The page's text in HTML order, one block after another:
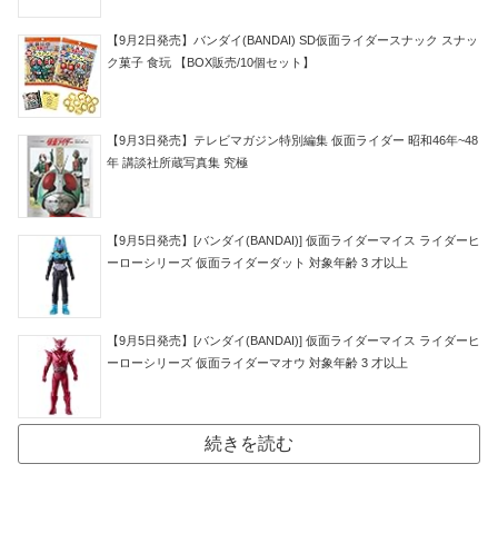
【9月2日発売】バンダイ(BANDAI) SD仮面ライダースナック スナッ
ク菓子 食玩 【BOX販売/10個セット】
【9月3日発売】テレビマガジン特別編集 仮面ライダー 昭和46年~48
年 講談社所蔵写真集 究極
【9月5日発売】[バンダイ(BANDAI)] 仮面ライダーマイス ライダーヒ
ーローシリーズ 仮面ライダーダット 対象年齢 3 才以上
【9月5日発売】[バンダイ(BANDAI)] 仮面ライダーマイス ライダーヒ
ーローシリーズ 仮面ライダーマオウ 対象年齢 3 才以上
続きを読む